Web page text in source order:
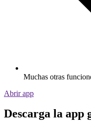
Muchas otras
Abrir app
Descarga la